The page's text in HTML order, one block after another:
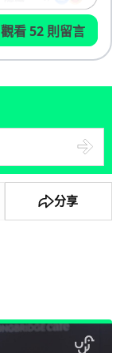
觀看 52 則留言
分享